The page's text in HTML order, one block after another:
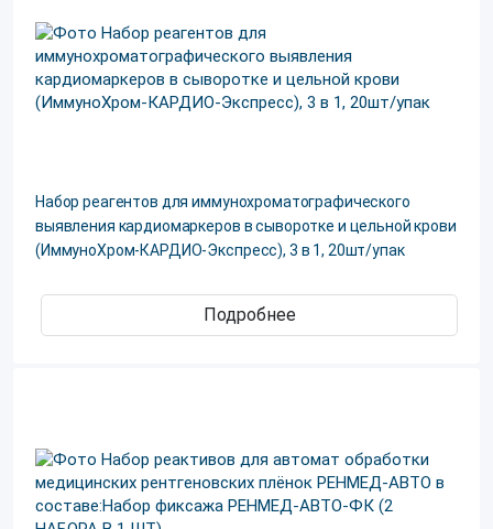
Набор реагентов для иммунохроматографического
выявления кардиомаркеров в сыворотке и цельной крови
(ИммуноХром-КАРДИО-Экспресс), 3 в 1, 20шт/упак
Подробнее